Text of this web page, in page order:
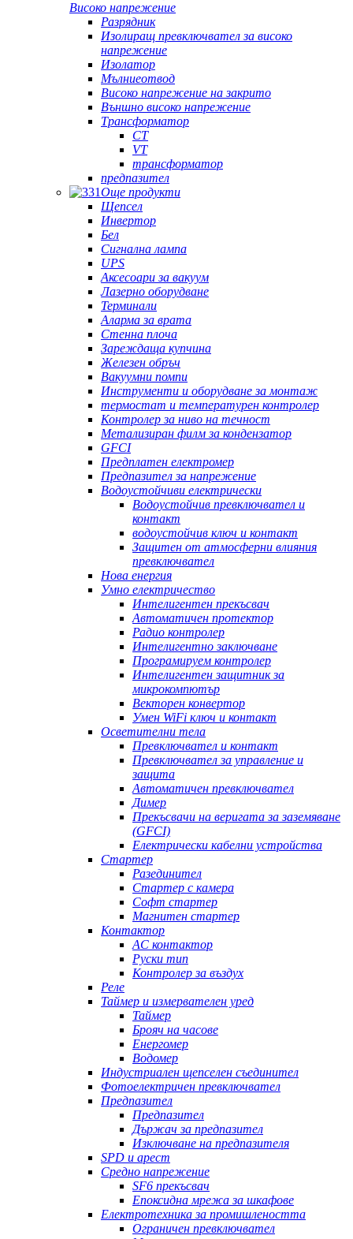
Високо напрежение
Разрядник
Изолиращ превключвател за високо
напрежение
Изолатор
Мълниеотвод
Високо напрежение на закрито
Външно високо напрежение
Трансформатор
CT
VT
трансформатор
предпазител
Още продукти
Щепсел
Инвертор
Бел
Сигнална лампа
UPS
Аксесоари за вакуум
Лазерно оборудване
Терминали
Аларма за врата
Стенна плоча
Зареждаща купчина
Железен обръч
Вакуумни помпи
Инструменти и оборудване за монтаж
термостат и температурен контролер
Контролер за ниво на течност
Метализиран филм за кондензатор
GFCI
Предплатен електромер
Предпазител за напрежение
Водоустойчиви електрически
Водоустойчив превключвател и
контакт
водоустойчив ключ и контакт
Защитен от атмосферни влияния
превключвател
Нова енергия
Умно електричество
Интелигентен прекъсвач
Автоматичен протектор
Радио контролер
Интелигентно заключване
Програмируем контролер
Интелигентен защитник за
микрокомпютър
Векторен конвертор
Умен WiFi ключ и контакт
Осветителни тела
Превключвател и контакт
Превключвател за управление и
защита
Автоматичен превключвател
Димер
Прекъсвачи на веригата за заземяване
(GFCI)
Електрически кабелни устройства
Стартер
Разединител
Стартер с камера
Софт стартер
Магнитен стартер
Контактор
AC контактор
Руски тип
Контролер за въздух
Реле
Таймер и измервателен уред
Таймер
Брояч на часове
Енергомер
Водомер
Индустриален щепселен съединител
Фотоелектричен превключвател
Предпазител
Предпазител
Държач за предпазител
Изключване на предпазителя
SPD и арест
Средно напрежение
SF6 прекъсвач
Епоксидна мрежа за шкафове
Електротехника за промишлеността
Ограничен превключвател